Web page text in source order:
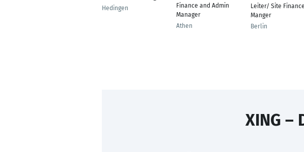
Hedingen
Finance and Admin
Manager
Athen
Leiter/ Site Finance
Manger
Berlin
XING –